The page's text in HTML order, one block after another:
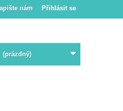
Přihlásit se
nám
(prázdný)